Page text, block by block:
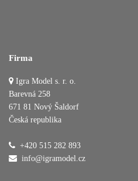
Firma
Igra Model s. r. o.
Barevná 258
671 81 Nový Šaldorf
Česká republika
+420 515 282 893
info@igramodel.cz